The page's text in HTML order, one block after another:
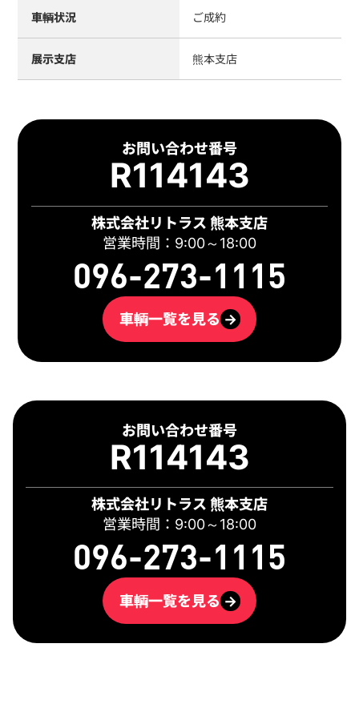
お問い合わせ番号
R114143
株式会社リトラス 熊本支店
営業時間：9:00～18:00
096-273-1115
車輌一覧を見る →
車輌状況 ご成約
展示支店 熊本支店
お問い合わせ番号
R114143
株式会社リトラス 熊本支店
営業時間：9:00～18:00
096-273-1115
車輌一覧を見る →